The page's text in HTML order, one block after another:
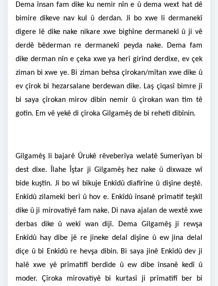
Dema însan fam dike ku nemir nîn e û dema wext hat dê
bimire dikeve nav kul û derdan. Ji bo xwe li dermanekî
digere lê dike nake nikare xwe bighîne dermanekî û ji vê
derdê bêderman re dermanekî peyda nake. Dema fam
dike derman nîn e çeka xwe ya herî girînd derdixe, ev çek
ziman bi xwe ye. Bi ziman behsa çîrokan/mîtan xwe dike û
ev çîrok bi hezarsalane berdewan dike. Laş çiqasî bimre jî
bi saya çîrokan mirov dibin nemir û çîrokan wan tim tê
gotin. Em vê yekê di çîroka Gilgamêş de bi rehetî dibînin.
Gilgamêş li bajarê Ûrukê rêveberîya welatê Sumerîyan bi
dest dixe. Îlahe Îştar ji Gilgamêş hez nake û dixwaze wî
bide kuştin. Ji bo wî bikuje Enkîdû diafirîne û dişîne deştê.
Enkîdû zilamekî berî û hov e. Enkîdû însanê prîmatîf teşkîl
dike û ji mirovatîyê fam nake. Di nava ajalan de wextê xwe
derbas dike û wekî wan dijî. Dema Gilgamêş ji rewşa
Enkîdû hay dibe jê re jineke delal dişîne û ew jina delal
diçe û bi Enkîdû re hevşa dibin. Bi saya jinê Enkîdû dev ji
halê xwe yê prîmatîfî berdide û ew dibe însanê kedî û
moder. Çîroka mirovatîyê bi kurtasî ji prîmatîfî ber bi